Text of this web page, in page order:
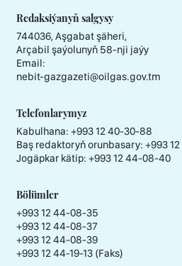
Redaksiýanyň salgysy
744036, Aşgabat şäheri,
Arçabil şaýolunyň 58-nji jaýy
Email:
nebit-gazgazeti@oilgas.gov.tm
Telefonlarymyz
Kabulhana: +993 12 40-30-88
Baş redaktoryň orunbasary: +993
Jogäpkar kätip: +993 12 44-08-40
Bölümler
+993 12 44-08-35
+993 12 44-08-37
+993 12 44-08-39
+993 12 44-19-13 (Faks)